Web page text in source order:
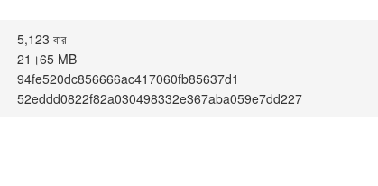
5,123 বার
21।65 MB
94fe520dc856666ac417060fb85637d1
52eddd0822f82a030498332e367aba059e7dd227